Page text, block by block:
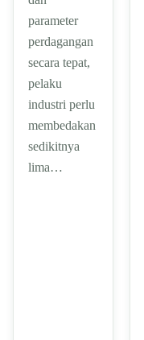
parameter
perdagangan
secara tepat,
pelaku
industri perlu
membedakan
sedikitnya
lima…